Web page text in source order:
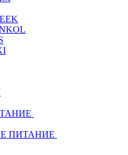
ПИТАНИЕ